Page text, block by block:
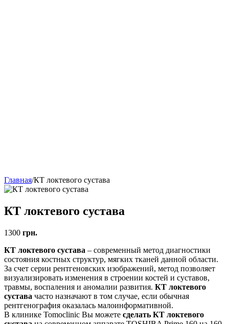
Главная/КТ локтевого сустава
КТ локтевого сустава
1300 грн.
КТ локтевого сустава – современный метод диагностики
состояния костных структур, мягких тканей данной области.
За счет серии рентгеновских изображений, метод позволяет
визуализировать изменения в строении костей и суставов,
травмы, воспаления и аномалии развития. КТ локтевого
сустава часто назначают в том случае, если обычная
рентгенография оказалась малоинформативной.
В клинике Tomoclinic Вы можете сделать КТ локтевого